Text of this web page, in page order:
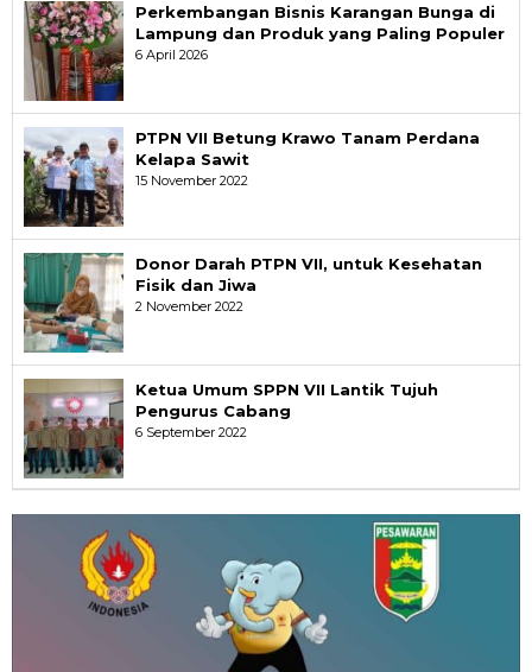
Perkembangan Bisnis Karangan Bunga di
Lampung dan Produk yang Paling Populer
6 April 2026
PTPN VII Betung Krawo Tanam Perdana
Kelapa Sawit
15 November 2022
Donor Darah PTPN VII, untuk Kesehatan
Fisik dan Jiwa
2 November 2022
Ketua Umum SPPN VII Lantik Tujuh
Pengurus Cabang
6 September 2022